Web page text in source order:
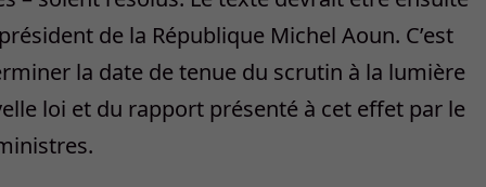
de la République Michel Aoun. C’est
la date de tenue du scrutin à la lumière
loi et du rapport présenté à cet effet par le